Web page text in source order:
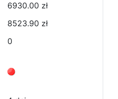
6930.00 zł
8523.90 zł
0